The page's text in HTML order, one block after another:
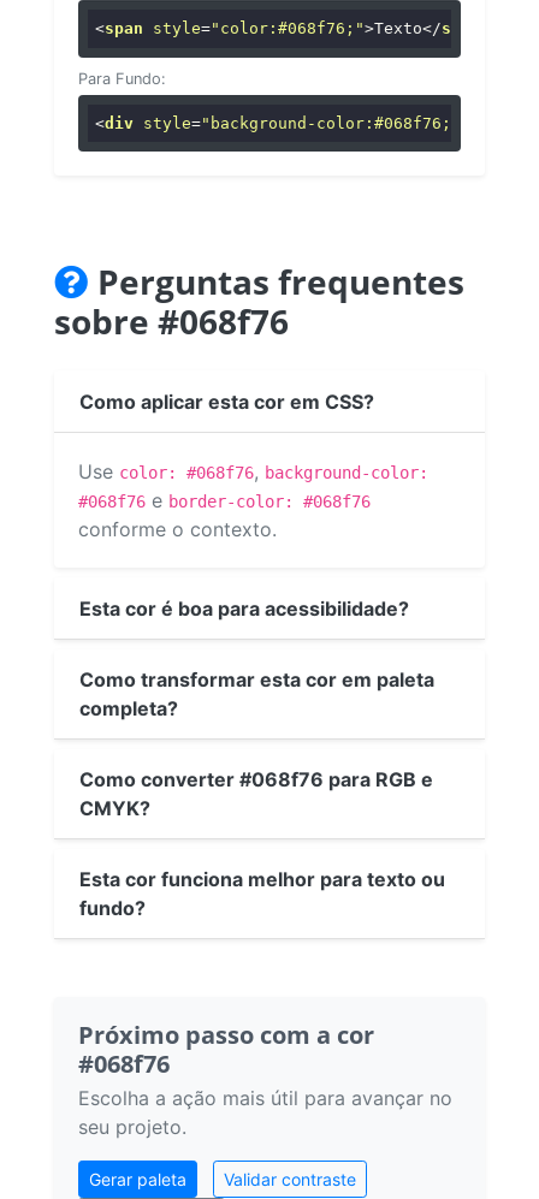
<span style="color:#068f76;">Texto</span
Para Fundo:
<div style="background-color:#068f76;"
Perguntas frequentes
sobre #068f76
Como aplicar esta cor em CSS?
Use color: #068f76, background-color:
#068f76 e border-color: #068f76
conforme o contexto.
Esta cor é boa para acessibilidade?
Como transformar esta cor em paleta
completa?
Como converter #068f76 para RGB e
CMYK?
Esta cor funciona melhor para texto ou
fundo?
Próximo passo com a cor
#068f76
Escolha a ação mais útil para avançar no
seu projeto.
Gerar paleta
Validar contraste